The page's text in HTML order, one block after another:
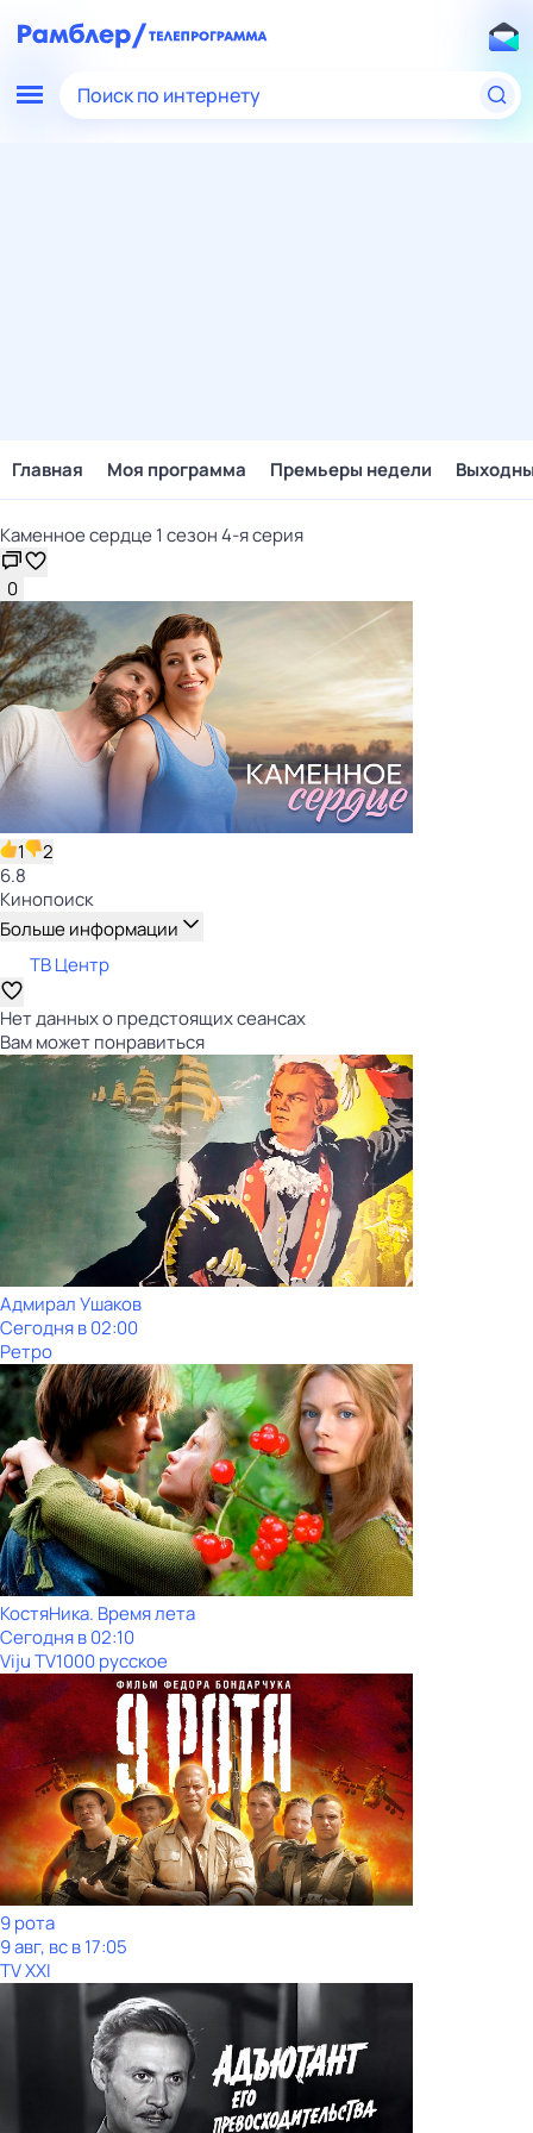
Поиск по интернету
Главная Моя программа Премьеры недели
Каменное сердце 1 сезон 4-я серия
0
1
2
6.8
Кинопоиск
Больше информации
ТВ Центр
Нет данных о предстоящих сеансах
Вам может понравиться
Адмирал Ушаков
Сегодня в 02:00
Ретро
КостяНика. Время лета
Сегодня в 02:10
Viju TV1000 русское
9 рота
9 авг, вс в 17:05
TV XXI